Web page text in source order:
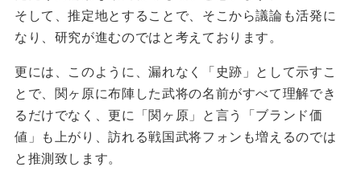
そして、推定地とすることで、そこから議論も活発に
なり、研究が進むのではと考えております。
更には、このように、漏れなく「史跡」として示すこ
とで、関ヶ原に布陣した武将の名前がすべて理解でき
るだけでなく、更に「関ヶ原」と言う「ブランド価
値」も上がり、訪れる戦国武将フォンも増えるのでは
と推測致します。